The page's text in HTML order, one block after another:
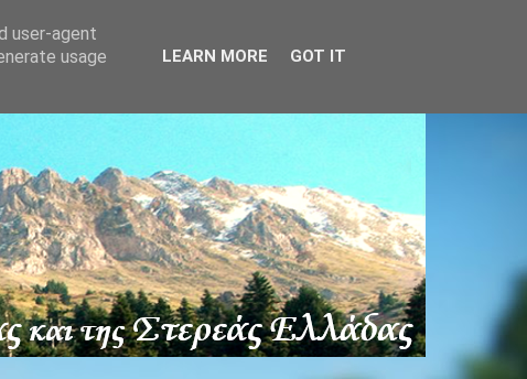
user-agent
usage
LEARN MORE GOT IT